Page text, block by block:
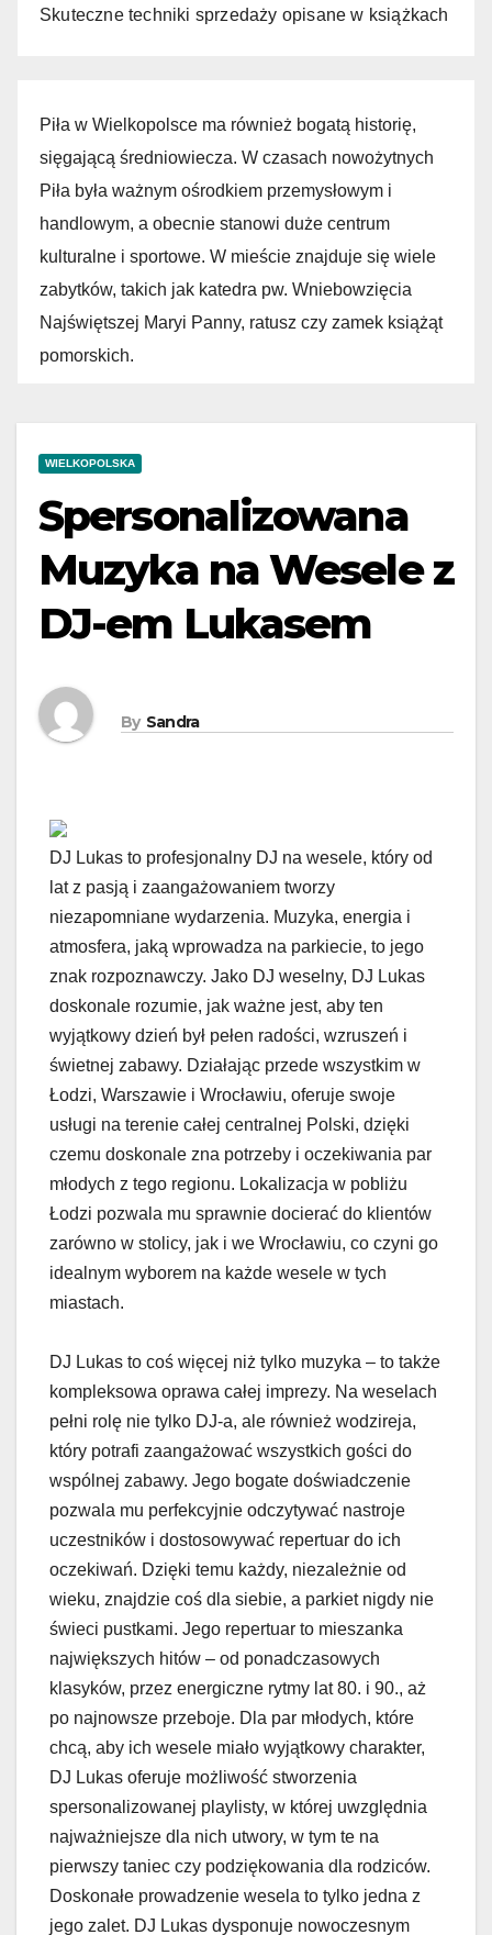
Skuteczne techniki sprzedaży opisane w książkach
Piła w Wielkopolsce ma również bogatą historię,
sięgającą średniowiecza. W czasach nowożytnych
Piła była ważnym ośrodkiem przemysłowym i
handlowym, a obecnie stanowi duże centrum
kulturalne i sportowe. W mieście znajduje się wiele
zabytków, takich jak katedra pw. Wniebowzięcia
Najświętszej Maryi Panny, ratusz czy zamek książąt
pomorskich.
WIELKOPOLSKA
Spersonalizowana
Muzyka na Wesele z
DJ-em Lukasem
By Sandra
DJ Lukas to profesjonalny DJ na wesele, który od
lat z pasją i zaangażowaniem tworzy
niezapomniane wydarzenia. Muzyka, energia i
atmosfera, jaką wprowadza na parkiecie, to jego
znak rozpoznawczy. Jako DJ weselny, DJ Lukas
doskonale rozumie, jak ważne jest, aby ten
wyjątkowy dzień był pełen radości, wzruszeń i
świetnej zabawy. Działając przede wszystkim w
Łodzi, Warszawie i Wrocławiu, oferuje swoje
usługi na terenie całej centralnej Polski, dzięki
czemu doskonale zna potrzeby i oczekiwania par
młodych z tego regionu. Lokalizacja w pobliżu
Łodzi pozwala mu sprawnie docierać do klientów
zarówno w stolicy, jak i we Wrocławiu, co czyni go
idealnym wyborem na każde wesele w tych
miastach.
DJ Lukas to coś więcej niż tylko muzyka – to także
kompleksowa oprawa całej imprezy. Na weselach
pełni rolę nie tylko DJ-a, ale również wodzireja,
który potrafi zaangażować wszystkich gości do
wspólnej zabawy. Jego bogate doświadczenie
pozwala mu perfekcyjnie odczytywać nastroje
uczestników i dostosowywać repertuar do ich
oczekiwań. Dzięki temu każdy, niezależnie od
wieku, znajdzie coś dla siebie, a parkiet nigdy nie
świeci pustkami. Jego repertuar to mieszanka
największych hitów – od ponadczasowych
klasyków, przez energiczne rytmy lat 80. i 90., aż
po najnowsze przeboje. Dla par młodych, które
chcą, aby ich wesele miało wyjątkowy charakter,
DJ Lukas oferuje możliwość stworzenia
spersonalizowanej playlisty, w której uwzględnia
najważniejsze dla nich utwory, w tym te na
pierwszy taniec czy podziękowania dla rodziców.
Doskonałe prowadzenie wesela to tylko jedna z
jego zalet. DJ Lukas dysponuje nowoczesnym